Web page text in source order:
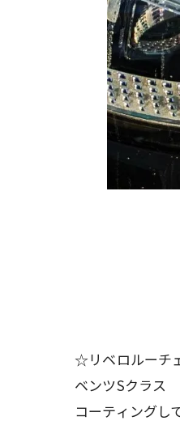
☆リベロルーチ
ベンツSクラス
コーティングし